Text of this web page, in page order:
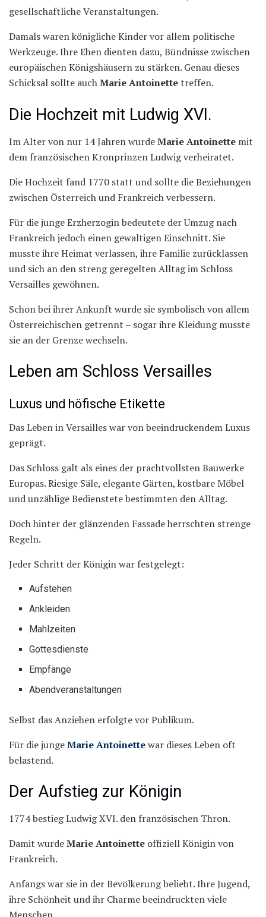
gesellschaftliche Veranstaltungen.
Damals waren königliche Kinder vor allem politische
Werkzeuge. Ihre Ehen dienten dazu, Bündnisse zwischen
europäischen Königshäusern zu stärken. Genau dieses
Schicksal sollte auchMarie Antoinettetreffen.
Die Hochzeit mit Ludwig XVI.
Im Alter von nur 14 Jahren wurdeMarie Antoinette mit
dem französischen Kronprinzen Ludwig verheiratet.
Die Hochzeit fand 1770 statt und sollte die Beziehungen
zwischen Österreich und Frankreich verbessern.
Für die junge Erzherzogin bedeutete der Umzug nach
Frankreich jedoch einen gewaltigen Einschnitt. Sie
musste ihre Heimat verlassen, ihre Familie zurücklassen
und sich an den streng geregelten Alltag im Schloss
Versailles gewöhnen.
Schon bei ihrer Ankunft wurde sie symbolisch von allem
Österreichischen getrennt – sogar ihre Kleidung musste
sie an der Grenze wechseln.
Leben am Schloss Versailles
Luxus und höfische Etikette
Das Leben in Versailles war von beeindruckendem Luxus
geprägt.
Das Schloss galt als eines der prachtvollsten Bauwerke
Europas. Riesige Säle, elegante Gärten, kostbare Möbel
und unzählige Bedienstete bestimmten den Alltag.
Doch hinter der glänzenden Fassade herrschten strenge
Regeln.
Jeder Schritt der Königin war festgelegt:
Aufstehen
Ankleiden
Mahlzeiten
Gottesdienste
Empfänge
Abendveranstaltungen
Selbst das Anziehen erfolgte vor Publikum.
Für die jungeMarie Antoinettewar dieses Leben oft
belastend.
Der Aufstieg zur Königin
1774 bestieg Ludwig XVI. den französischen Thron.
Damit wurdeMarie Antoinette offiziell Königin von
Frankreich.
Anfangs war sie in der Bevölkerung beliebt. Ihre Jugend,
ihre Schönheit und ihr Charme beeindruckten viele